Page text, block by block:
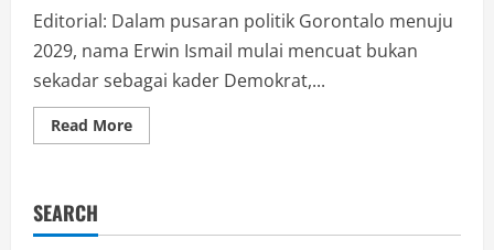
Editorial: Dalam pusaran politik Gorontalo menuju
2029, nama Erwin Ismail mulai mencuat bukan
sekadar sebagai kader Demokrat,...
Read MoreRead
more
ke
SEARCH